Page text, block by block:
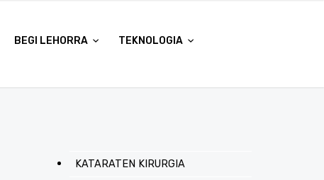
BEGI LEHORRA
TEKNOLOGIA
KATARATEN KIRURGIA